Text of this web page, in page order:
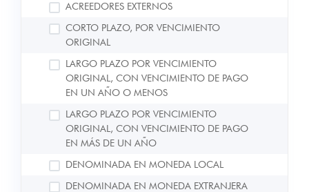
ACREEDORES EXTERNOS
CORTO PLAZO, POR VENCIMIENTO
ORIGINAL
LARGO PLAZO POR VENCIMIENTO
ORIGINAL, CON VENCIMIENTO DE PAGO
EN UN AÑO O MENOS
LARGO PLAZO POR VENCIMIENTO
ORIGINAL, CON VENCIMIENTO DE PAGO
EN MÁS DE UN AÑO
DENOMINADA EN MONEDA LOCAL
DENOMINADA EN MONEDA EXTRANJERA